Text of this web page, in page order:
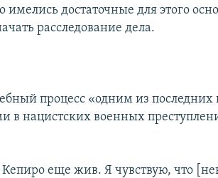
имелись достаточные для этого
расследование дела.
процесс «одним из последних
в нацистских военных
Кепиро еще жив. Я чувствую, что